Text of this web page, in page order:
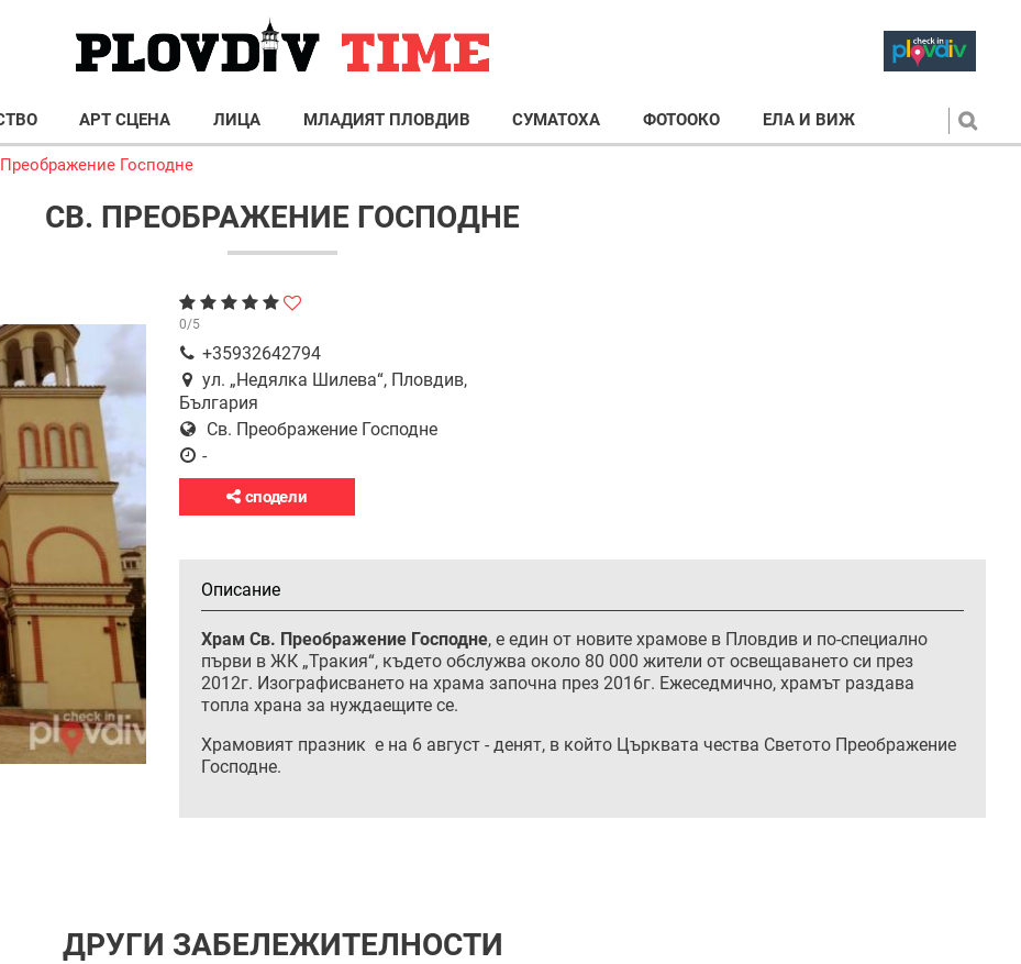
АРТ СЦЕНА ЛИЦА МЛАДИЯТ ПЛОВДИВ СУМАТОХА ФОТООКО ЕЛА И ВИЖ
Господне
СВ. ПРЕОБРАЖЕНИЕ ГОСПОДНЕ
0/5
+35932642794
ул. „Недялка Шилева“, Пловдив,
България
Св. Преображение Господне
-
сподели
Описание
Храм Св. Преображение Господне, е един от новите храмове в Пловдив и по-специално
първи в ЖК „Тракия“, където обслужва около 80 000 жители от освещаването си през
2012г. Изографисването на храма започна през 2016г. Ежеседмично, храмът раздава
топла храна за нуждаещите се.
Храмовият празник е на 6 август - денят, в който Църквата чества Светото Преображение
Господне.
ДРУГИ ЗАБЕЛЕЖИТЕЛНОСТИ